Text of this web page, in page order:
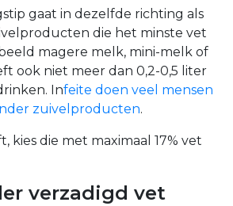
gaat in dezelfde richting als
die het minste vet
magere melk, mini-melk of
ook niet meer dan 0,2-0,5 liter
Infeite doen veel mensen
zuivelproducten.
kies die met maximaal 17% vet
verzadigd vet